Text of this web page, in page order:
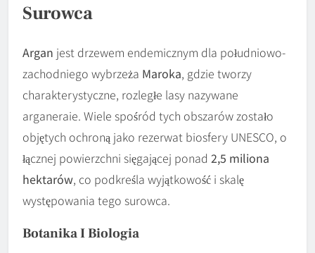
Surowca
Argan jest drzewem endemicznym dla południowo-
zachodniego wybrzeża Maroka, gdzie tworzy
charakterystyczne, rozległe lasy nazywane
arganeraie. Wiele spośród tych obszarów zostało
objętych ochroną jako rezerwat biosfery UNESCO, o
łącznej powierzchni sięgającej ponad 2,5 miliona
hektarów, co podkreśla wyjątkowość i skalę
występowania tego surowca.
Botanika I Biologia